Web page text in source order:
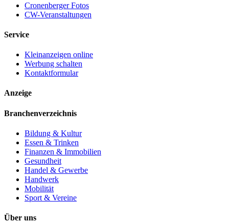
Cronenberger Fotos
CW-Veranstaltungen
Service
Kleinanzeigen online
Werbung schalten
Kontaktformular
Anzeige
Branchenverzeichnis
Bildung & Kultur
Essen & Trinken
Finanzen & Immobilien
Gesundheit
Handel & Gewerbe
Handwerk
Mobilität
Sport & Vereine
Über uns